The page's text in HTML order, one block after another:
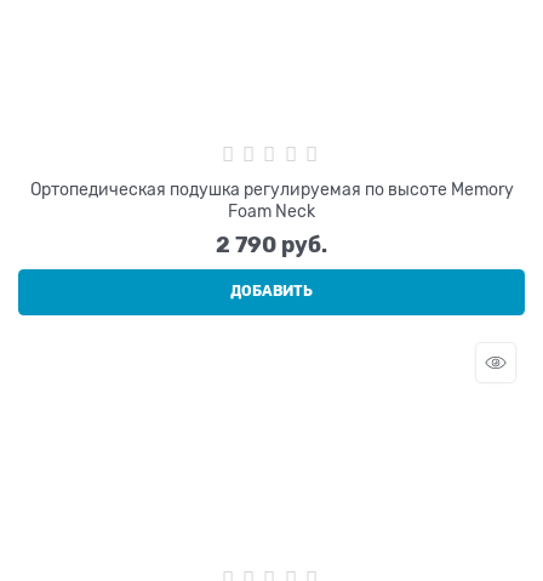
Ортопедическая подушка регулируемая по высоте Memory
Foam Neck
2 790 руб.
ДОБАВИТЬ